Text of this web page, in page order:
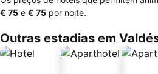
‎€ 75 e ‎€ 75 por noite.
Outras estadias em